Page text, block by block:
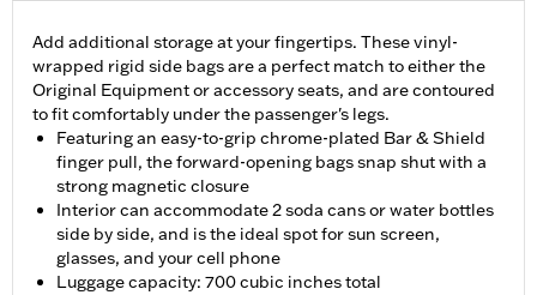
Add additional storage at your fingertips. These vinyl-
wrapped rigid side bags are a perfect match to either the
Original Equipment or accessory seats, and are contoured
to fit comfortably under the passenger's legs.
Featuring an easy-to-grip chrome-plated Bar & Shield
finger pull, the forward-opening bags snap shut with a
strong magnetic closure
Interior can accommodate 2 soda cans or water bottles
side by side, and is the ideal spot for sun screen,
glasses, and your cell phone
Luggage capacity: 700 cubic inches total